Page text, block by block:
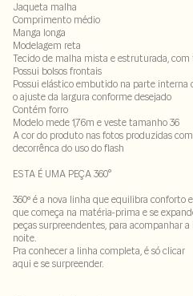
Jaqueta malha
Comprimento médio
Manga longa
Modelagem reta
Tecido de malha mista e estruturada, com
Possui bolsos frontais
Possui elástico embutido na parte interna
o ajuste da largura conforme desejado
Contém forro
Modelo mede 1,76m e veste tamanho 36
A cor do produto nas fotos produzidas
decorrênca do uso do flash
ESTA É UMA PEÇA 360°
360º é a nova linha que equilibra conforto
que começa na matéria-prima e se
peças surpreendentes, para acompanhar
noite.
Pra conhecer a linha completa, é só clicar
aqui e se surpreender.